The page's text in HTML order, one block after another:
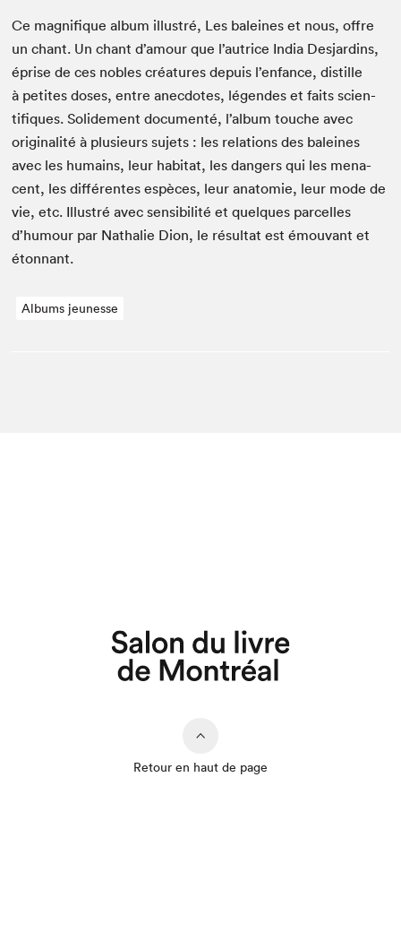
Ce mag­nifique album illus­tré, Les baleines et nous, offre
un chant. Un chant d’amour que l’autrice India Des­jardins,
éprise de ces nobles créa­tures depuis l’enfance, dis­tille
à petites dos­es, entre anec­dotes, légen­des et faits sci­en­
tifiques. Solide­ment doc­u­men­té, l’album touche avec
orig­i­nal­ité à plusieurs sujets : les rela­tions des baleines
avec les humains, leur habi­tat, les dan­gers qui les men­a­
cent, les dif­férentes espèces, leur anatomie, leur mode de
vie, etc. Illus­tré avec sen­si­bil­ité et quelques par­celles
d’humour par Nathalie Dion, le résul­tat est émou­vant et
étonnant.
Albums jeunesse
Retour en haut de page